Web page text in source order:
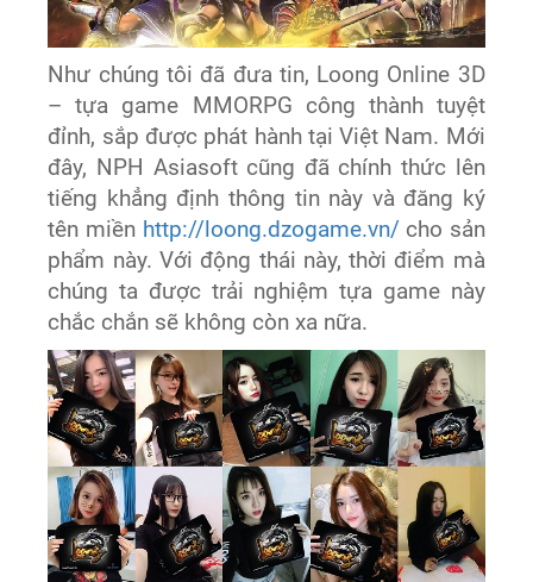
Như chúng tôi đã đưa tin, Loong Online 3D
– tựa game MMORPG công thành tuyệt
đỉnh, sắp được phát hành tại Việt Nam. Mới
đây, NPH Asiasoft cũng đã chính thức lên
tiếng khẳng định thông tin này và đăng ký
tên miền http://loong.dzogame.vn/ cho sản
phẩm này. Với động thái này, thời điểm mà
chúng ta được trải nghiệm tựa game này
chắc chắn sẽ không còn xa nữa.